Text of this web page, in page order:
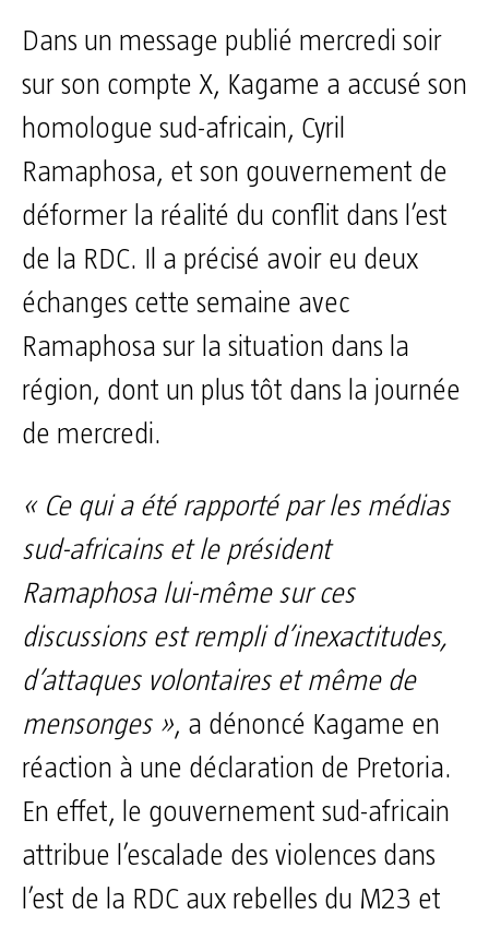
Dans un message publié mercredi soir
sur son compte X, Kagame a accusé son
homologue sud-africain, Cyril
Ramaphosa, et son gouvernement de
déformer la réalité du conflit dans l’est
de la RDC. Il a précisé avoir eu deux
échanges cette semaine avec
Ramaphosa sur la situation dans la
région, dont un plus tôt dans la journée
de mercredi.
« Ce qui a été rapporté par les médias
sud-africains et le président
Ramaphosa lui-même sur ces
discussions est rempli d’inexactitudes,
d’attaques volontaires et même de
mensonges », a dénoncé Kagame en
réaction à une déclaration de Pretoria.
En effet, le gouvernement sud-africain
attribue l’escalade des violences dans
l’est de la RDC aux rebelles du M23 et